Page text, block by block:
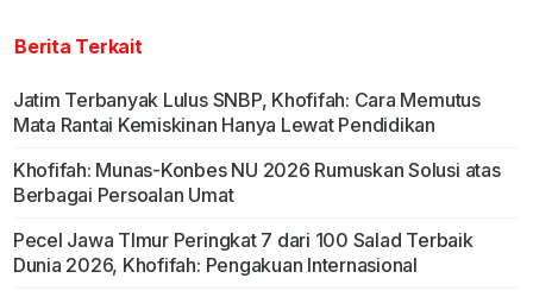
Berita Terkait
Jatim Terbanyak Lulus SNBP, Khofifah: Cara Memutus
Mata Rantai Kemiskinan Hanya Lewat Pendidikan
Khofifah: Munas-Konbes NU 2026 Rumuskan Solusi atas
Berbagai Persoalan Umat
Pecel Jawa TImur Peringkat 7 dari 100 Salad Terbaik
Dunia 2026, Khofifah: Pengakuan Internasional